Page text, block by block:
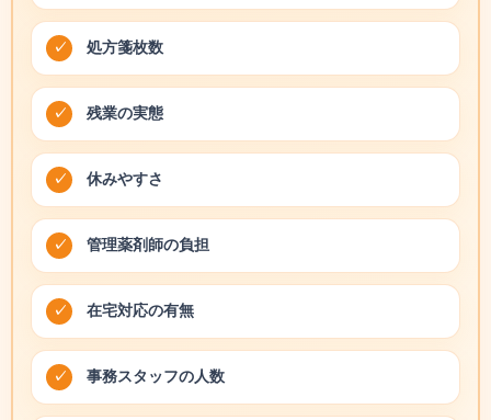
処方箋枚数
残業の実態
休みやすさ
管理薬剤師の負担
在宅対応の有無
事務スタッフの人数